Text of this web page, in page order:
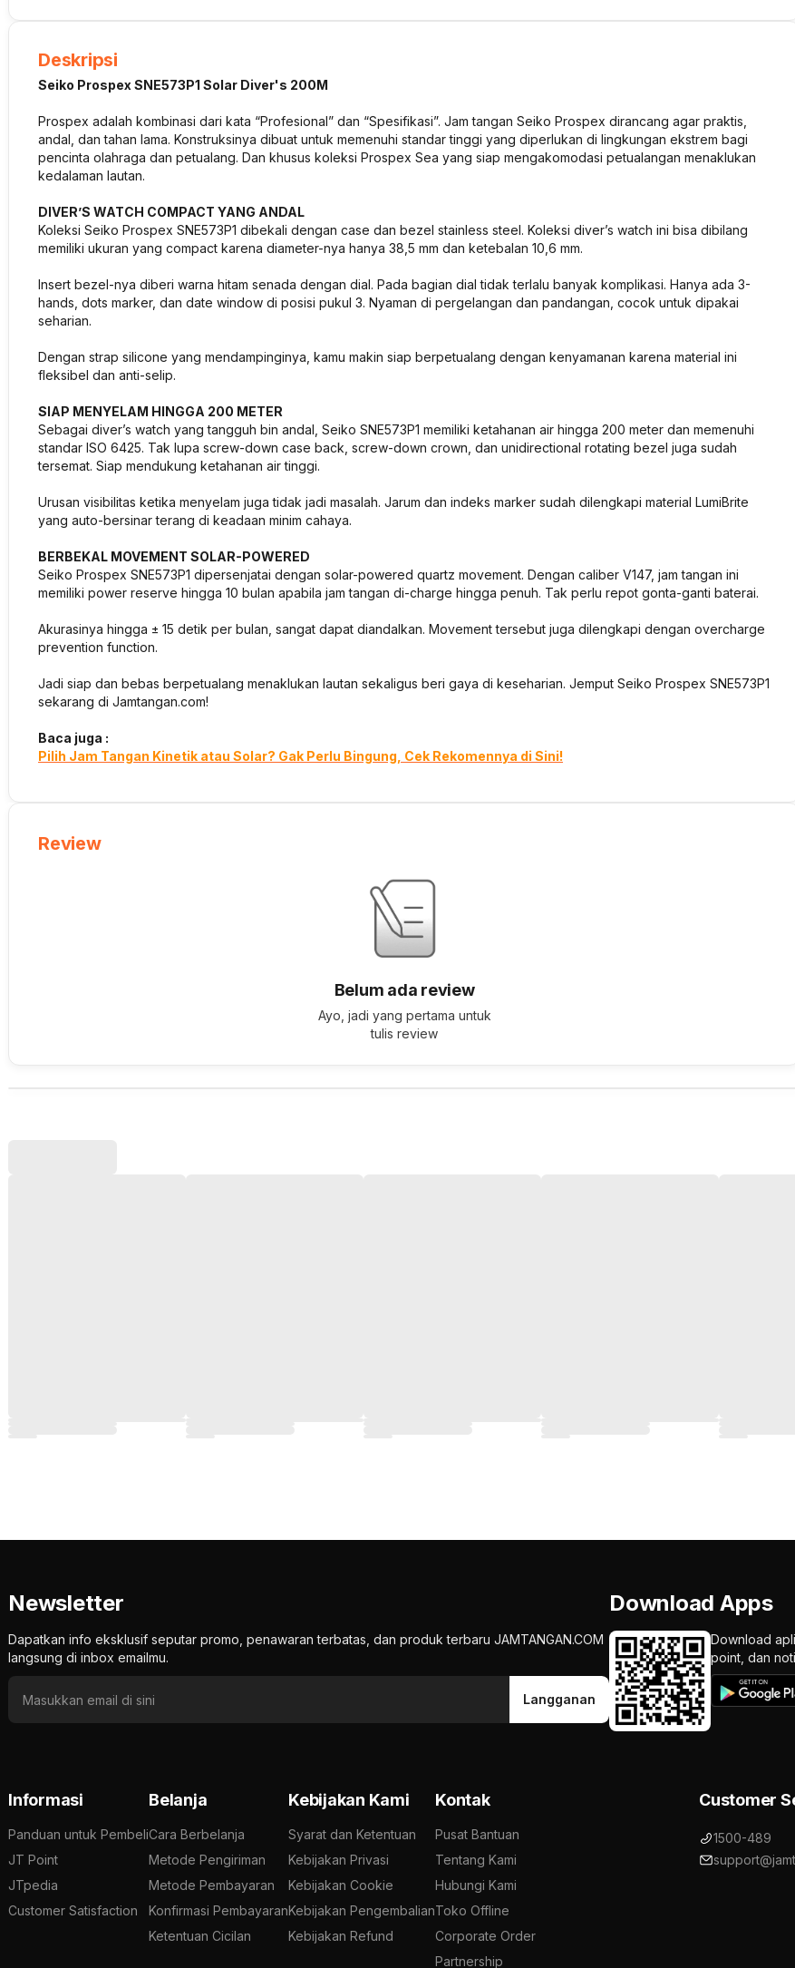
Newsletter
Dapatkan info eksklusif seputar promo, penawaran terbatas, dan produk terbaru JAMTANGAN.COM
langsung di inbox emailmu.
Langganan
Download Apps
Download
point, dan
Informasi
Panduan untuk Pembeli
JT Point
JTpedia
Customer Satisfaction
Belanja
Cara Berbelanja
Metode Pengiriman
Metode Pembayaran
Konfirmasi Pembayaran
Ketentuan Cicilan
Kebijakan Kami
Syarat dan Ketentuan
Kebijakan Privasi
Kebijakan Cookie
Kebijakan Pengembalian
Kebijakan Refund
Kontak
Pusat Bantuan
Tentang Kami
Hubungi Kami
Toko Offline
Corporate Order
Partnership
Customer
1500-489
Deskripsi
Seiko Prospex SNE573P1 Solar Diver's 200M
Prospex adalah kombinasi dari kata “Profesional” dan “Spesifikasi”. Jam tangan Seiko Prospex dirancang agar praktis,
andal, dan tahan lama. Konstruksinya dibuat untuk memenuhi standar tinggi yang diperlukan di lingkungan ekstrem bagi
pencinta olahraga dan petualang. Dan khusus koleksi Prospex Sea yang siap mengakomodasi petualangan menaklukan
kedalaman lautan.
DIVER’S WATCH COMPACT YANG ANDAL
Koleksi Seiko Prospex SNE573P1 dibekali dengan case dan bezel stainless steel. Koleksi diver’s watch ini bisa dibilang
memiliki ukuran yang compact karena diameter-nya hanya 38,5 mm dan ketebalan 10,6 mm.
Insert bezel-nya diberi warna hitam senada dengan dial. Pada bagian dial tidak terlalu banyak komplikasi. Hanya ada 3-
hands, dots marker, dan date window di posisi pukul 3. Nyaman di pergelangan dan pandangan, cocok untuk dipakai
seharian.
Dengan strap silicone yang mendampinginya, kamu makin siap berpetualang dengan kenyamanan karena material ini
fleksibel dan anti-selip.
SIAP MENYELAM HINGGA 200 METER
Sebagai diver’s watch yang tangguh bin andal, Seiko SNE573P1 memiliki ketahanan air hingga 200 meter dan memenuhi
standar ISO 6425. Tak lupa screw-down case back, screw-down crown, dan unidirectional rotating bezel juga sudah
tersemat. Siap mendukung ketahanan air tinggi.
Urusan visibilitas ketika menyelam juga tidak jadi masalah. Jarum dan indeks marker sudah dilengkapi material LumiBrite
yang auto-bersinar terang di keadaan minim cahaya.
BERBEKAL MOVEMENT SOLAR-POWERED
Seiko Prospex SNE573P1 dipersenjatai dengan solar-powered quartz movement. Dengan caliber V147, jam tangan ini
memiliki power reserve hingga 10 bulan apabila jam tangan di-charge hingga penuh. Tak perlu repot gonta-ganti baterai.
Akurasinya hingga ± 15 detik per bulan, sangat dapat diandalkan. Movement tersebut juga dilengkapi dengan overcharge
prevention function.
Jadi siap dan bebas berpetualang menaklukan lautan sekaligus beri gaya di keseharian. Jemput Seiko Prospex SNE573P1
sekarang di Jamtangan.com!
Baca juga :
Pilih Jam Tangan Kinetik atau Solar? Gak Perlu Bingung, Cek Rekomennya di Sini!
Review
Belum ada review
Ayo, jadi yang pertama untuk
tulis review